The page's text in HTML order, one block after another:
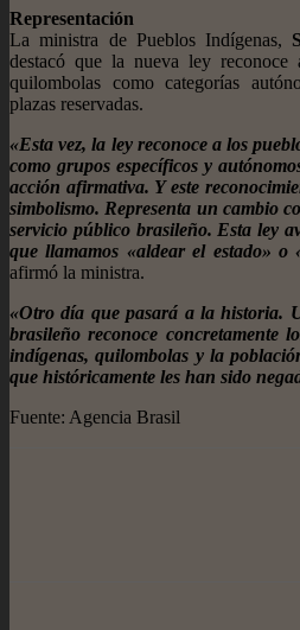
Representación
La ministra de Pueblos Indígenas,
destacó que la nueva ley
quilombolas como categorías
plazas reservadas.
«Esta vez, la ley reconoce a los
como grupos específicos y
acción afirmativa. Y este
simbolismo. Representa un cambio
servicio público brasileño. Esta ley
que llamamos «aldear el estado» o
afirmó la ministra.
«Otro día que pasará a la historia.
brasileño reconoce concretamente
indígenas, quilombolas y la
que históricamente les han sido
Fuente: Agencia Brasil